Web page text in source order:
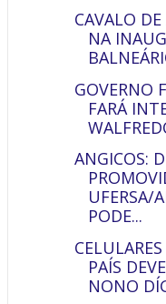
CAVALO
NA
GOVERNO
FARÁ
ANGICOS:
UFERSA/
PODE...
PAÍS
NONO